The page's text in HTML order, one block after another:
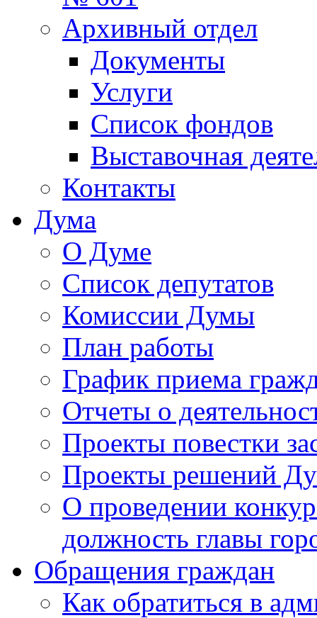
Архивный отдел
Документы
Услуги
Список фондов
Выставочная
Контакты
Дума
О Думе
Список депутатов
Комиссии Думы
План работы
График приема
Отчеты о
Проекты повестки
Проекты решений
О проведении
должность главы
Обращения граждан
Как обратиться в